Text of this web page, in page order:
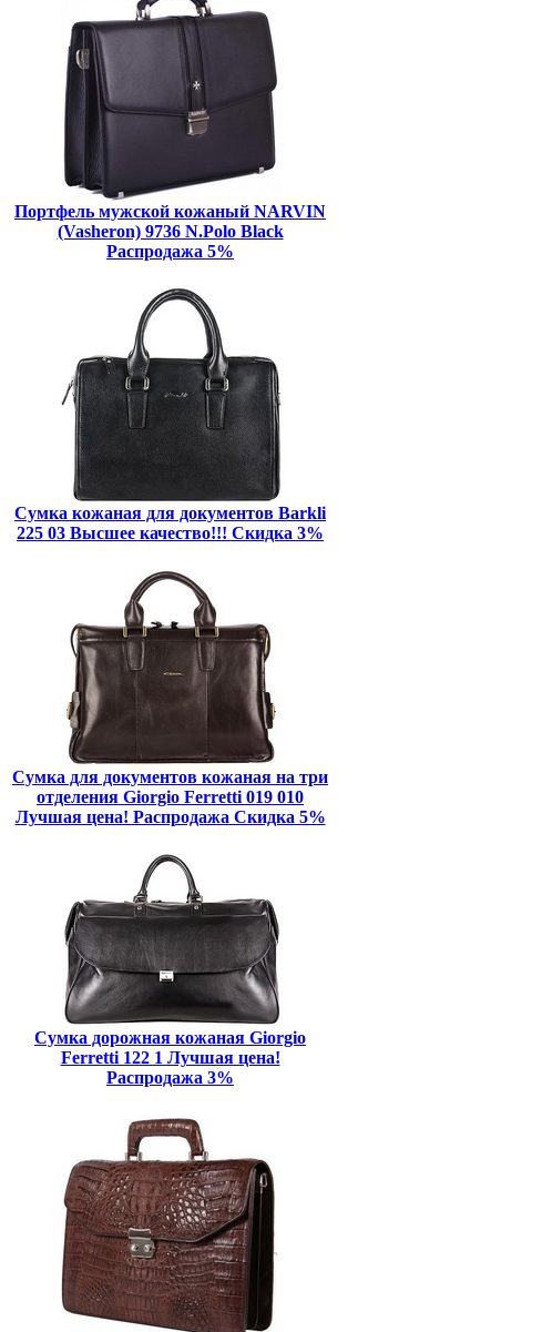
Портфель мужской кожаный NARVIN
(Vasheron) 9736 N.Polo Black
Распродажа 5%
Сумка кожаная для документов Barkli
225 03 Высшее качество!!! Скидка 3%
Сумка для документов кожаная на три
отделения Giorgio Ferretti 019 010
Лучшая цена! Распродажа Скидка 5%
Сумка дорожная кожаная Giorgio
Ferretti 122 1 Лучшая цена!
Распродажа 3%